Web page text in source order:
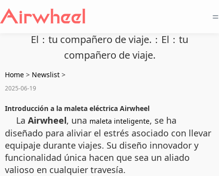
=
El：tu compañero de viaje.：El：tu
compañero de viaje.
Home > Newslist >
2025-06-19
Introducción a la maleta eléctrica Airwheel
La Airwheel, una maleta inteligente, se ha
diseñado para aliviar el estrés asociado con llevar
equipaje durante viajes. Su diseño innovador y
funcionalidad única hacen que sea un aliado
valioso en cualquier travesía.